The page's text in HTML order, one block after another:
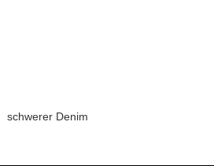
schwerer Denim